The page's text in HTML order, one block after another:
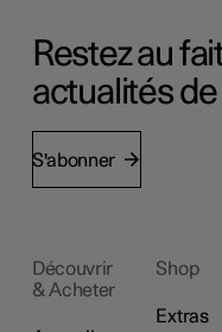
Restez au
actualités
S'abonner
Découvrir
& Acheter
Shop
Extras